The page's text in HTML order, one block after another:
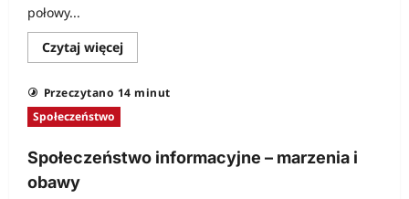
połowy...
Czytaj więcejDowiedz
się
o
Towary
Przeczytano 14 minut
Społeczeństwo
Społeczeństwo informacyjne – marzenia i
obawy